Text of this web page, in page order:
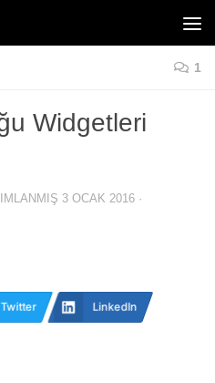
1
Widgetleri
3 OCAK 2016 ·
Twitter LinkedIn